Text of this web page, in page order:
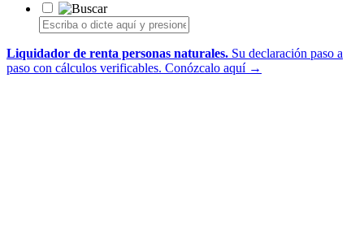
Liquidador de renta personas naturales. Su declaración paso a
paso con cálculos verificables. Conózcalo aquí →